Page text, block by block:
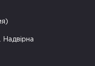
Надвірна